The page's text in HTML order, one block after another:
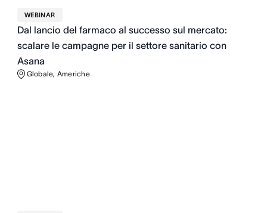
WEBINAR
Dal lancio del farmaco al successo sul mercato:
scalare le campagne per il settore sanitario con
Asana
Globale, Americhe